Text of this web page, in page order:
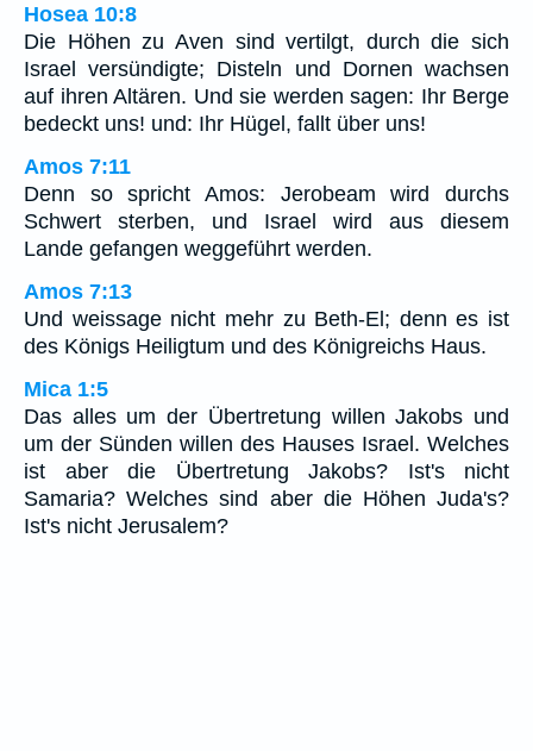
Hosea 10:8
Die Höhen zu Aven sind vertilgt, durch die sich
Israel versündigte; Disteln und Dornen wachsen
auf ihren Altären. Und sie werden sagen: Ihr Berge
bedeckt uns! und: Ihr Hügel, fallt über uns!
Amos 7:11
Denn so spricht Amos: Jerobeam wird durchs
Schwert sterben, und Israel wird aus diesem
Lande gefangen weggeführt werden.
Amos 7:13
Und weissage nicht mehr zu Beth-El; denn es ist
des Königs Heiligtum und des Königreichs Haus.
Mica 1:5
Das alles um der Übertretung willen Jakobs und
um der Sünden willen des Hauses Israel. Welches
ist aber die Übertretung Jakobs? Ist's nicht
Samaria? Welches sind aber die Höhen Juda's?
Ist's nicht Jerusalem?